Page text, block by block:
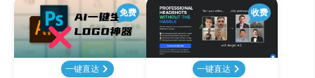
免费
一键直达
收费
一键直达